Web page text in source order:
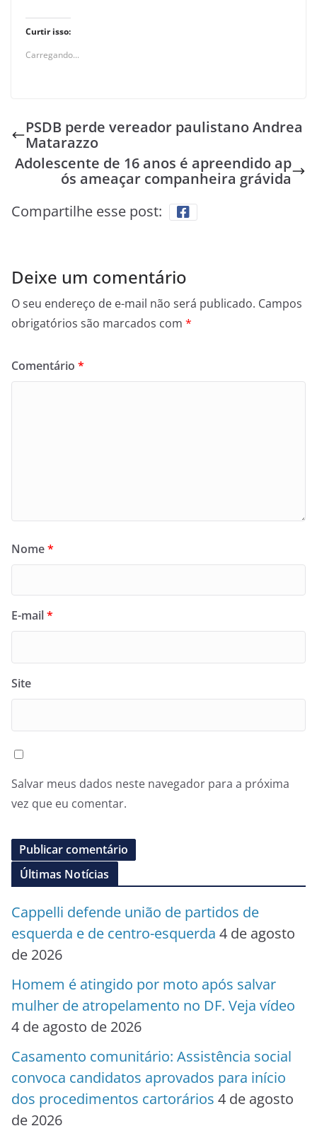
Curtir isso:
Carregando...
PSDB perde vereador paulistano Andrea
Matarazzo
Adolescente de 16 anos é apreendido ap
ós ameaçar companheira grávida
Compartilhe esse post:
Deixe um comentário
O seu endereço de e-mail não será publicado. Campos
obrigatórios são marcados com *
Comentário *
Nome*
E-mail*
Site
Salvar meus dados neste navegador para a próxima
vez que eu comentar.
Últimas Notícias
Cappelli defende união de partidos de
esquerda e de centro-esquerda 4 de agosto
de 2026
Homem é atingido por moto após salvar
mulher de atropelamento no DF. Veja vídeo
4 de agosto de 2026
Casamento comunitário: Assistência social
convoca candidatos aprovados para início
dos procedimentos cartorários 4 de agosto
de 2026